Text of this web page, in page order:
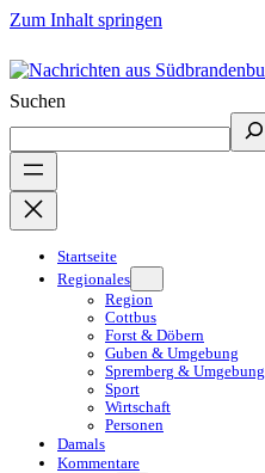
Zum Inhalt springen
Suchen
Startseite
Regionales
Region
Cottbus
Forst & Döbern
Guben & Umgebung
Spremberg & Umgebung
Sport
Wirtschaft
Personen
Damals
Kommentare